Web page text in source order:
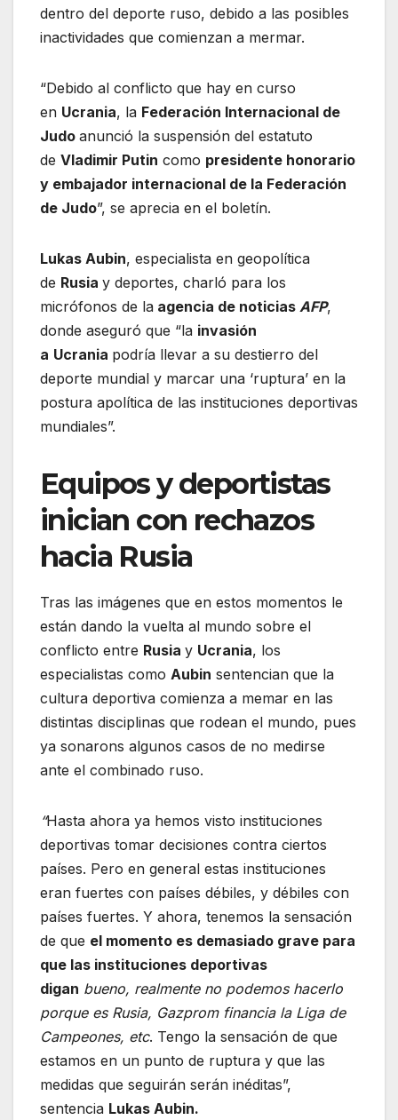
dentro del deporte ruso, debido a las posibles
inactividades que comienzan a mermar.
“Debido al conflicto que hay en curso
en Ucrania, la Federación Internacional de
Judo anunció la suspensión del estatuto
de Vladimir Putin como presidente honorario
y embajador internacional de la Federación
de Judo”, se aprecia en el boletín.
Lukas Aubin, especialista en geopolítica
de Rusia y deportes, charló para los
micrófonos de la agencia de noticias AFP,
donde aseguró que “la invasión
a Ucrania podría llevar a su destierro del
deporte mundial y marcar una ‘ruptura’ en la
postura apolítica de las instituciones deportivas
mundiales”.
Equipos y deportistas
inician con rechazos
hacia Rusia
Tras las imágenes que en estos momentos le
están dando la vuelta al mundo sobre el
conflicto entre Rusia y Ucrania, los
especialistas como Aubin sentencian que la
cultura deportiva comienza a memar en las
distintas disciplinas que rodean el mundo, pues
ya sonarons algunos casos de no medirse
ante el combinado ruso.
“Hasta ahora ya hemos visto instituciones
deportivas tomar decisiones contra ciertos
países. Pero en general estas instituciones
eran fuertes con países débiles, y débiles con
países fuertes. Y ahora, tenemos la sensación
de que el momento es demasiado grave para
que las instituciones deportivas
digan bueno, realmente no podemos hacerlo
porque es Rusia, Gazprom financia la Liga de
Campeones, etc. Tengo la sensación de que
estamos en un punto de ruptura y que las
medidas que seguirán serán inéditas”,
sentencia Lukas Aubin.